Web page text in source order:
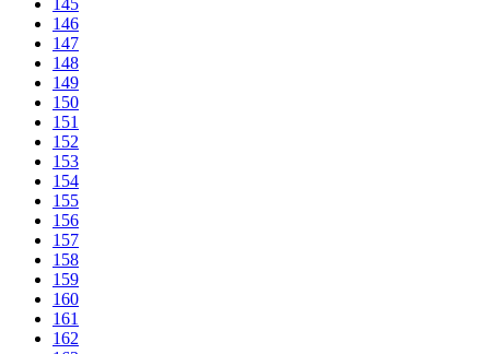
145
146
147
148
149
150
151
152
153
154
155
156
157
158
159
160
161
162